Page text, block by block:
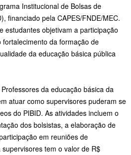
Institucional de Bolsas de
financiado pela CAPES/FNDE/MEC.
estudantes objetivam a participação
da formação de
da educação básica pública
Professores da educação básica da
atuar como supervisores puderam se
do PIBID. As atividades incluem o
dos bolsistas, a elaboração de
em reuniões de
tem o valor de R$